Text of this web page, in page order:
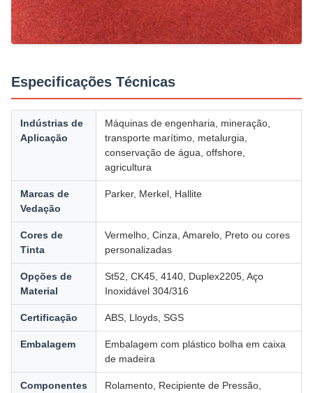
Especificações Técnicas
Indústrias de
Aplicação
Máquinas de engenharia, mineração,
transporte marítimo, metalurgia,
conservação de água, offshore,
agricultura
Marcas de
Vedação
Parker, Merkel, Hallite
Cores de
Tinta
Vermelho, Cinza, Amarelo, Preto ou cores
personalizadas
Opções de
Material
St52, CK45, 4140, Duplex2205, Aço
Inoxidável 304/316
Certificação ABS, Lloyds, SGS
Embalagem
Embalagem com plástico bolha em caixa
de madeira
Componentes
Rolamento, Recipiente de Pressão,